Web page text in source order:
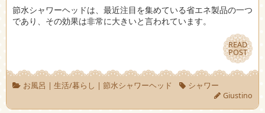
節水シャワーヘッドは、最近注目を集めている省エネ製品の一つ
であり、その効果は非常に大きいと言われています。
READ
POST
READ
POST
お風呂 生活/暮らし 節水シャワーヘッド
シャワー
Giustino